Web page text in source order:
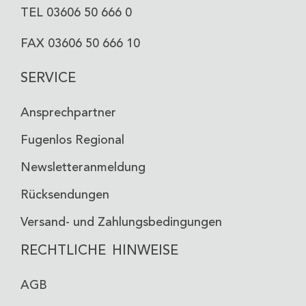
TEL 03606 50 666 0
FAX 03606 50 666 10
SERVICE
Ansprechpartner
Fugenlos Regional
Newsletteranmeldung
Rücksendungen
Versand- und Zahlungsbedingungen
RECHTLICHE HINWEISE
AGB